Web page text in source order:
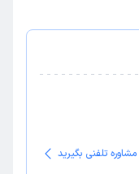
مشاوره تلفنی بگیرید